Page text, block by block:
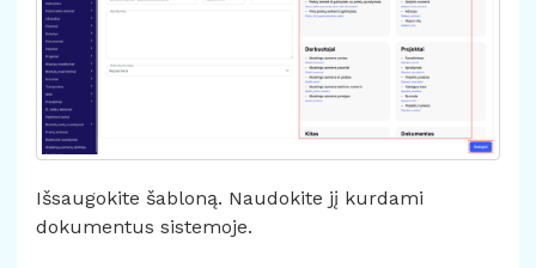
Išsaugokite šabloną. Naudokite jį kurdami
dokumentus sistemoje.